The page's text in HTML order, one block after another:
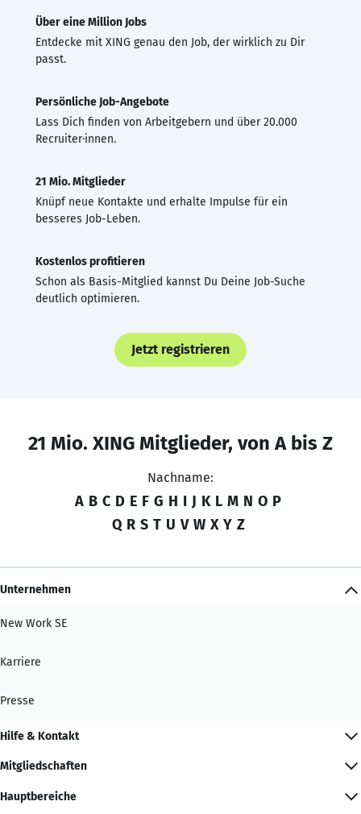
Über eine Million Jobs
Entdecke mit XING genau den Job, der wirklich zu Dir
passt.
Persönliche Job-Angebote
Lass Dich finden von Arbeitgebern und über 20.000
Recruiter·innen.
21 Mio. Mitglieder
Knüpf neue Kontakte und erhalte Impulse für ein
besseres Job-Leben.
Kostenlos profitieren
Schon als Basis-Mitglied kannst Du Deine Job-Suche
deutlich optimieren.
Jetzt registrieren
21 Mio. XING Mitglieder, von A bis Z
Nachname:
A B C D E F G H I J K L M N O P
Q R S T U V W X Y Z
Unternehmen
New Work SE
Karriere
Presse
Hilfe & Kontakt
Mitgliedschaften
Hauptbereiche